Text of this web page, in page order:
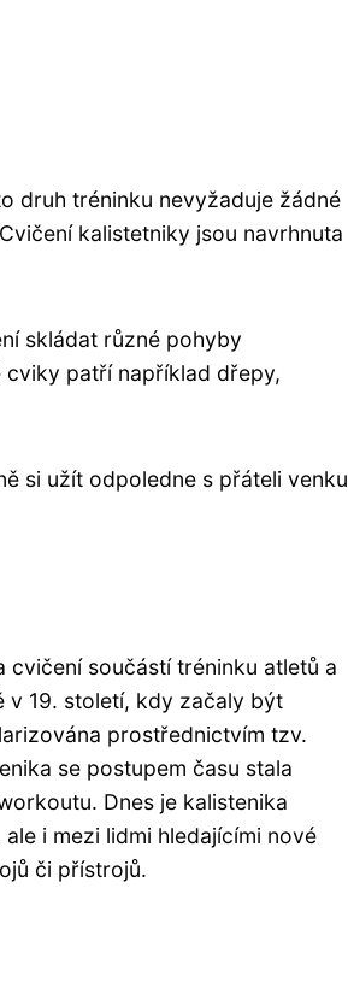
druh tréninku nevyžaduje žádné
kalistetniky jsou navrhnuta
skládat různé pohyby
patří například dřepy,
si užít odpoledne s přáteli venku
součástí tréninku atletů a
v 19. století, kdy začaly být
prostřednictvím tzv.
se postupem času stala
Dnes je kalistenika
i mezi lidmi hledajícími nové
či přístrojů.